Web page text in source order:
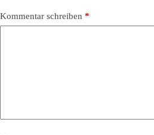
Kommentar schreiben *